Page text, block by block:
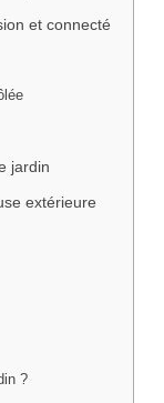
et connecté
jardin
extérieure
?